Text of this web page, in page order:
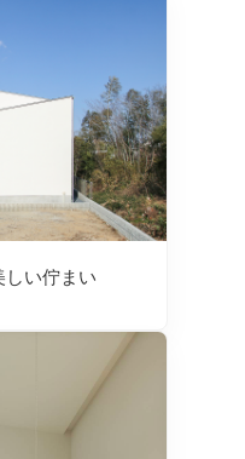
い佇まい